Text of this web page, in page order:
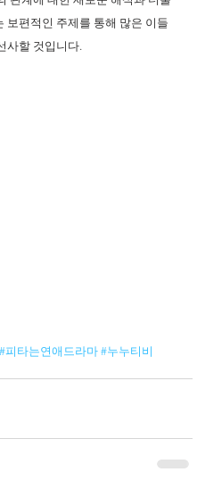
보편적인 주제를 통해 많은 이들
사할 것입니다.
#피타는연애드라마 #누누티비